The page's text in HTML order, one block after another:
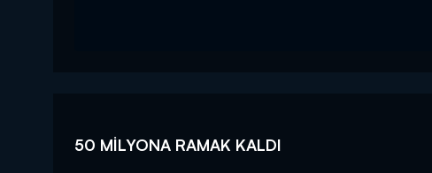
50 MİLYONA RAMAK KALDI